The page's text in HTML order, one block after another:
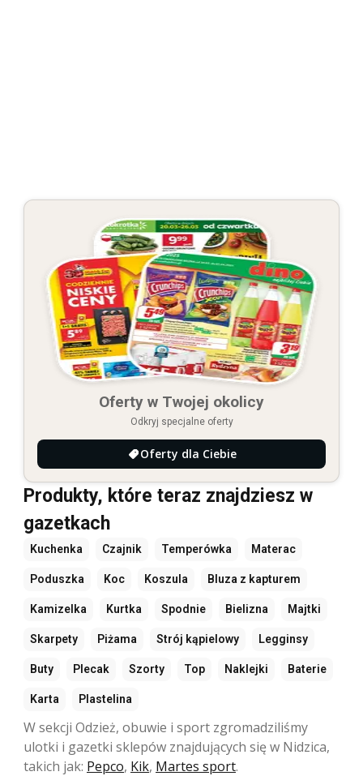
Oferty w Twojej okolicy
Odkryj specjalne oferty
Oferty dla Ciebie
Produkty, które teraz znajdziesz w
gazetkach
Kuchenka Czajnik Temperówka Materac
Poduszka Koc Koszula Bluza z kapturem
Kamizelka Kurtka Spodnie Bielizna Majtki
Skarpety Piżama Strój kąpielowy Legginsy
Buty Plecak Szorty Top Naklejki Baterie
Karta Plastelina
W sekcji Odzież, obuwie i sport zgromadziliśmy
ulotki i gazetki sklepów znajdujących się w Nidzica,
takich jak: Pepco, Kik, Martes sport.